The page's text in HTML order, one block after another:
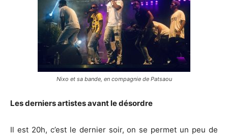
Nixo et sa bande, en compagnie de Patsaou
Les derniers artistes avant le désordre
Il est 20h, c’est le dernier soir, on se permet un peu de